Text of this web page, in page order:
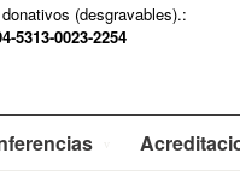
(desgravables).:
5313-0023-2254